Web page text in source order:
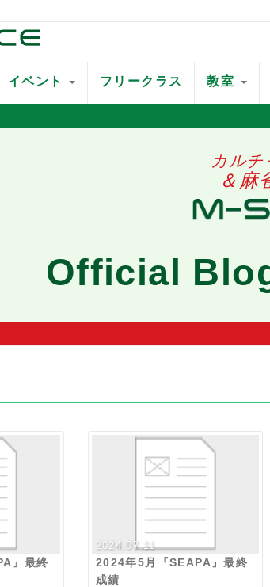
イベント フリークラス 教室
カル
＆麻
Official
』最終
2024.07.11
2024年5月『SEAPA』最終
成績